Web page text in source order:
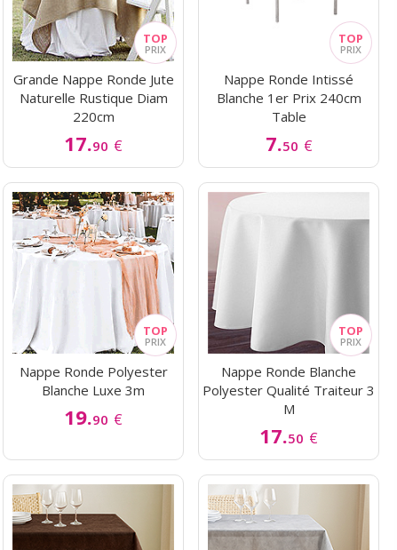
Grande Nappe Ronde Jute
Naturelle Rustique Diam
220cm
17.90 €
Nappe Ronde Intissé
Blanche 1er Prix 240cm
Table
7.50 €
Nappe Ronde Polyester
Blanche Luxe 3m
19.90 €
Nappe Ronde Blanche
Polyester Qualité Traiteur 3
M
17.50 €